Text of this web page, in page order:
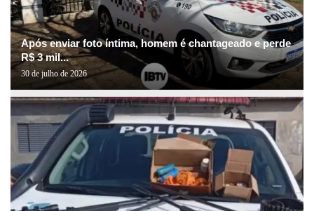
Após enviar foto íntima, homem é chantageado e perde
R$ 3 mil...
30 de julho de 2026